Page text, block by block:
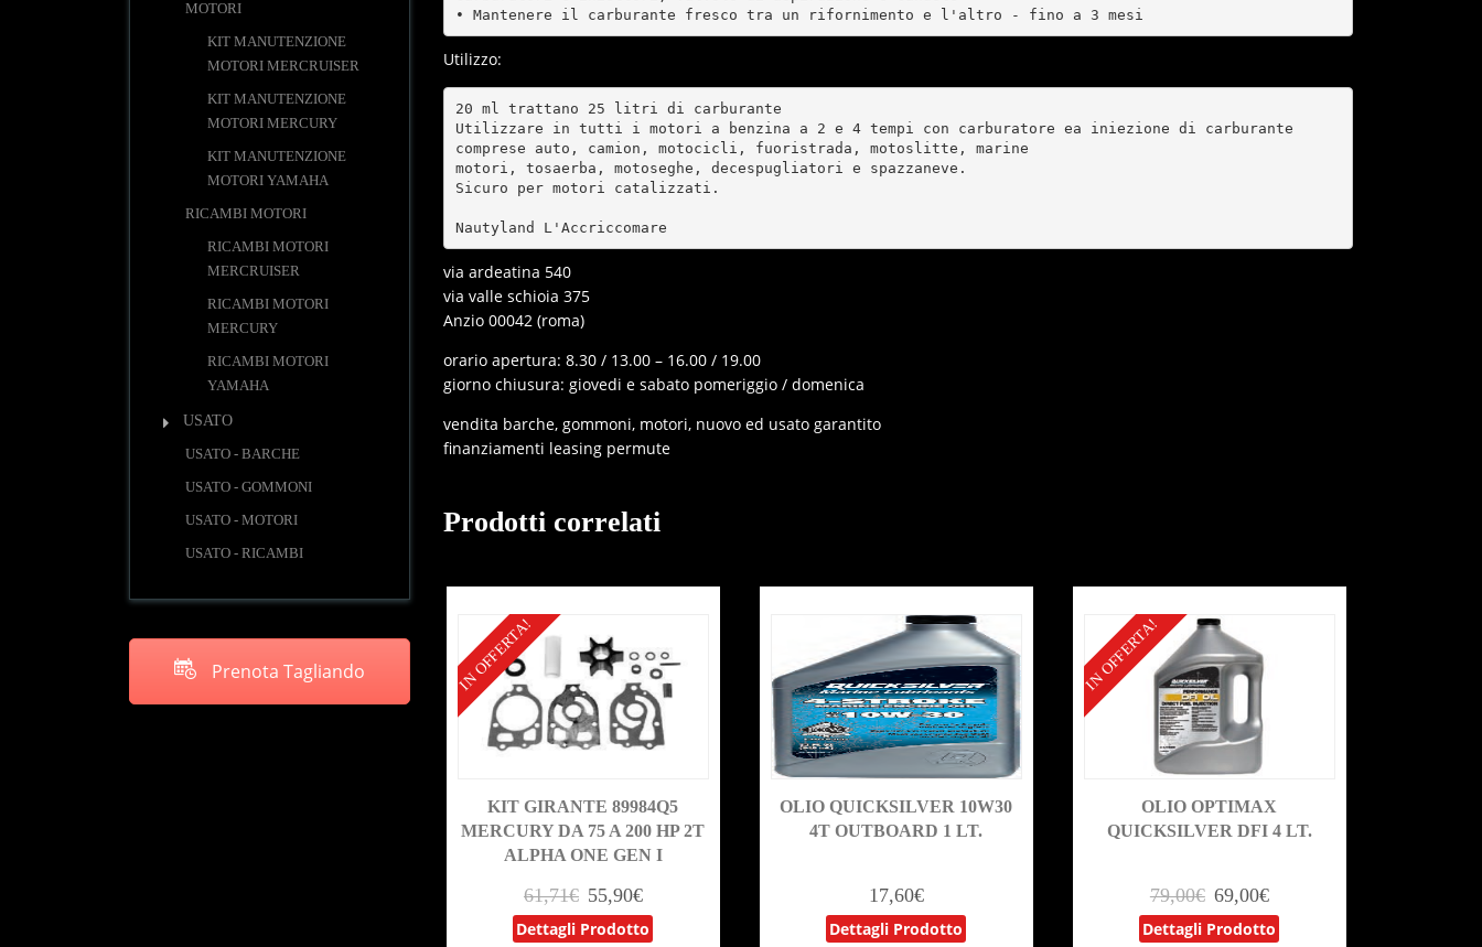
• Mantenere il carburante fresco tra un rifornimento e l'altro - fino a 3 mesi
Utilizzo:
20 ml trattano 25 litri di carburante
Utilizzare in tutti i motori a benzina a 2 e 4 tempi con carburatore ea iniezione di carburante
comprese auto, camion, motocicli, fuoristrada, motoslitte, marine
motori, tosaerba, motoseghe, decespugliatori e spazzaneve.
Sicuro per motori catalizzati.
via ardeatina 540
via valle schioia 375
Anzio 00042 (roma)
orario apertura: 8.30 / 13.00 – 16.00 / 19.00
giorno chiusura: giovedi e sabato pomeriggio / domenica
vendita barche, gommoni, motori, nuovo ed usato garantito
finanziamenti leasing permute
Prodotti correlati
IN OFFERTA!
KIT GIRANTE 89984Q5
MERCURY DA 75 A 200 HP 2T
ALPHA ONE GEN I
61,71€ 55,90€
Dettagli Prodotto
OLIO QUICKSILVER 10W30
4T OUTBOARD 1 LT.
17,60€
Dettagli Prodotto
IN OFFERTA!
OLIO OPTIMAX
QUICKSILVER DFI 4 LT.
79,00€ 69,00€
Dettagli Prodotto
MOTORI
KIT MANUTENZIONE
MOTORI MERCRUISER
KIT MANUTENZIONE
MOTORI MERCURY
KIT MANUTENZIONE
MOTORI YAMAHA
RICAMBI MOTORI
RICAMBI MOTORI
MERCRUISER
RICAMBI MOTORI
MERCURY
RICAMBI MOTORI
YAMAHA
USATO
USATO - BARCHE
USATO - GOMMONI
USATO - MOTORI
USATO - RICAMBI
Prenota Tagliando